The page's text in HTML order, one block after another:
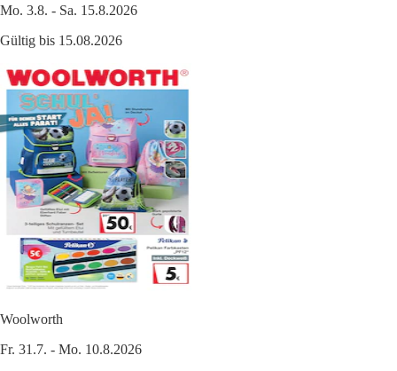
Mo. 3.8. - Sa. 15.8.2026
Gültig bis 15.08.2026
Woolworth
Fr. 31.7. - Mo. 10.8.2026